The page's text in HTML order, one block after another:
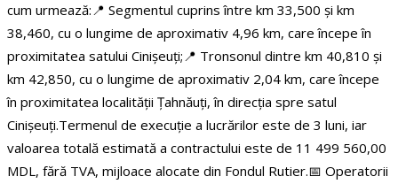
cum urmează:📍 Segmentul cuprins între km 33,500 și km
38,460, cu o lungime de aproximativ 4,96 km, care începe în
proximitatea satului Cinișeuți;📍 Tronsonul dintre km 40,810 și
km 42,850, cu o lungime de aproximativ 2,04 km, care începe
în proximitatea localității Țahnăuți, în direcția spre satul
Cinișeuți.Termenul de execuție a lucrărilor este de 3 luni, iar
valoarea totală estimată a contractului este de 11 499 560,00
MDL, fără TVA, mijloace alocate din Fondul Rutier.📅 Operatorii